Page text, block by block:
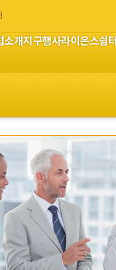
소개지구행사라이온스쉼